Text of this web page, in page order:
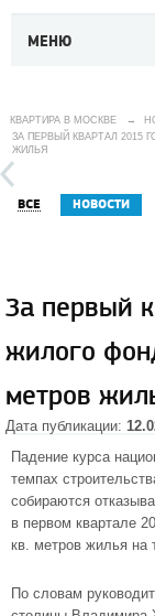
МЕНЮ
КВАРТИРА В МОСКВЕ →
ЗА ПЕРВЫЙ КВАРТАЛ 2015
ЖИЛЬЯ
ВСЕ НОВОСТИ
За первый
жилого
метров
Дата публикации:
Падение курса
темпах
собираются
в первом квартале
кв. метров жилья на
По словам